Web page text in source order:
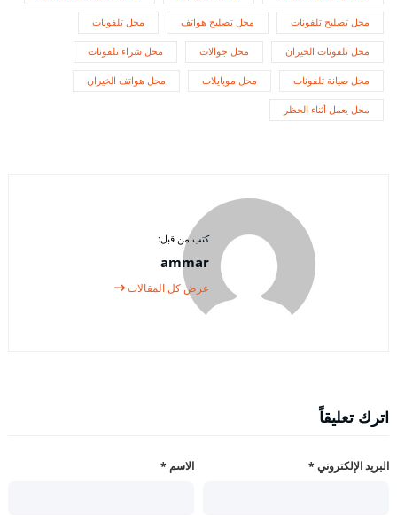
محل تصليح تلفونات محل تصليح هواتف محل تلفونات
محل تلفونات الخيران محل جوالات محل شراء تلفونات
محل صيانة تلفونات محل موبايلات محل هواتف الخيران
محل يعمل أثناء الحظر
كتب من قبل:
ammar
عرض كل المقالات
اترك تعليقاً
الاسم * البريد الإلكتروني *